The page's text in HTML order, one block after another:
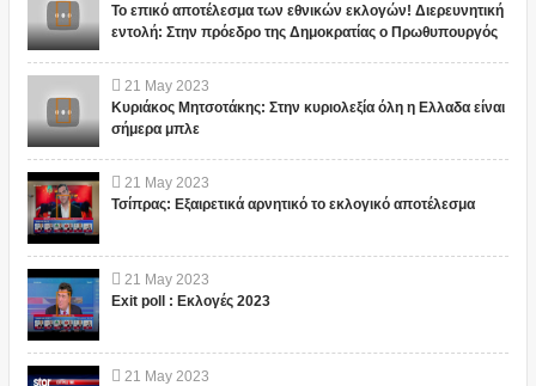
Το επικό αποτέλεσμα των εθνικών εκλογών! Διερευνητική
εντολή: Στην πρόεδρο της Δημοκρατίας ο Πρωθυπουργός
21 May 2023
Κυριάκος Μητσοτάκης: Στην κυριολεξία όλη η Ελλαδα είναι
σήμερα μπλε
21 May 2023
Τσίπρας: Εξαιρετικά αρνητικό το εκλογικό αποτέλεσμα
21 May 2023
Exit poll : Εκλογές 2023
21 May 2023